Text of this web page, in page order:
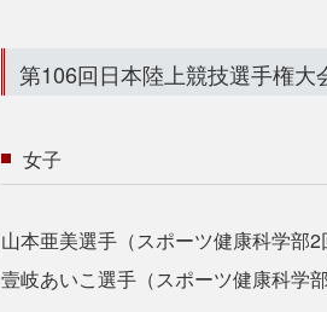
第106回日本陸上競技選手権
女子
山本亜美選手（スポーツ健康科学
壹岐あいこ選手（スポーツ健康科